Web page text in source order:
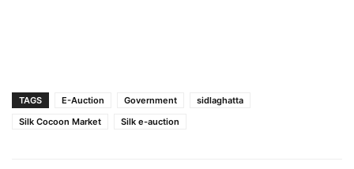
TAGS E-Auction Government
sidlaghatta
Silk Cocoon Market
Silk e-auction